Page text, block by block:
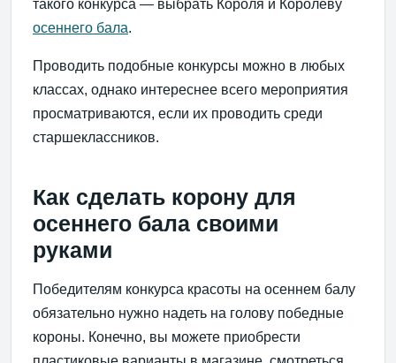
такого конкурса — выбрать Короля и Королеву
осеннего бала.
Проводить подобные конкурсы можно в любых
классах, однако интереснее всего мероприятия
просматриваются, если их проводить среди
старшеклассников.
Как сделать корону для
осеннего бала своими
руками
Победителям конкурса красоты на осеннем балу
обязательно нужно надеть на голову победные
короны. Конечно, вы можете приобрести